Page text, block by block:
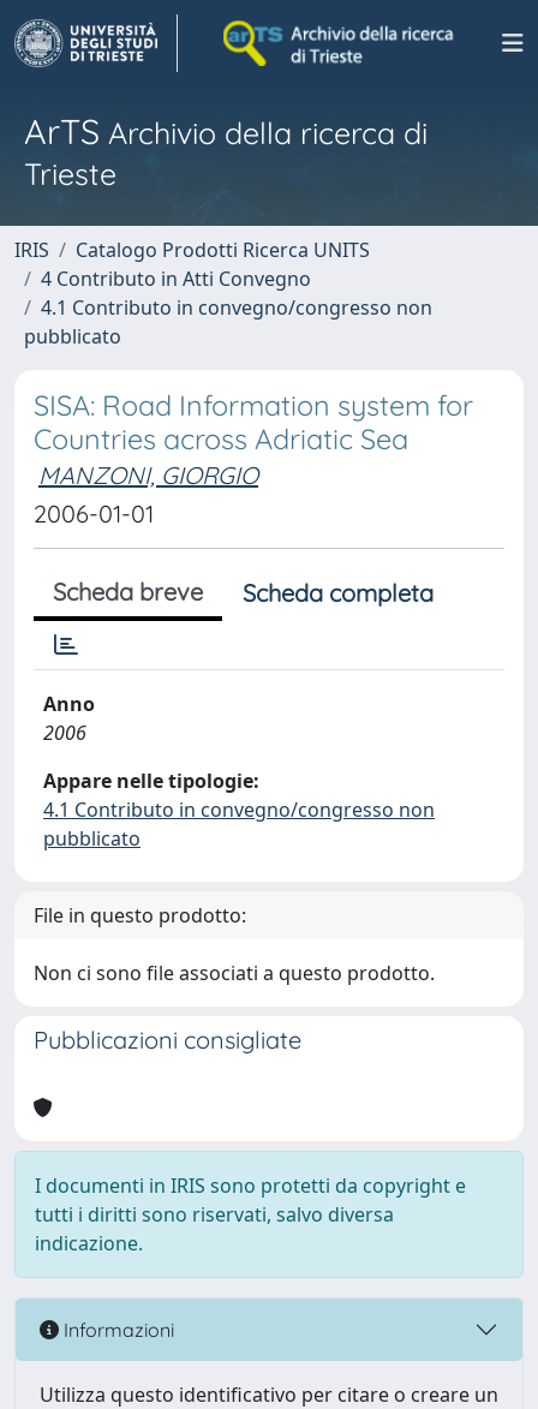
ArTS Archivio della ricerca di
Trieste
IRIS
Catalogo Prodotti Ricerca UNITS
4 Contributo in Atti Convegno
4.1 Contributo in convegno/congresso non
pubblicato
SISA: Road Information system for
Countries across Adriatic Sea
MANZONI, GIORGIO
2006-01-01
Scheda breve Scheda completa
Anno
2006
Appare nelle tipologie:
4.1 Contributo in convegno/congresso non
pubblicato
File in questo prodotto:
Non ci sono file associati a questo prodotto.
Pubblicazioni consigliate
I documenti in IRIS sono protetti da copyright e
tutti i diritti sono riservati, salvo diversa
indicazione.
Informazioni
Utilizza questo identificativo per citare o creare un